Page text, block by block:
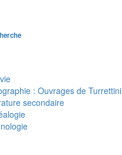
: Ouvrages de Turrettini
secondaire